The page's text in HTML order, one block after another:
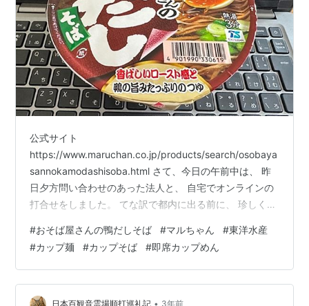
公式サイト
https://www.maruchan.co.jp/products/search/osobaya
sannokamodashisoba.html さて、今日の午前中は、 昨
日夕方問い合わせのあった法人と、 自宅でオンラインの
打合せをしました。 てな訳で都内に出る前に、 珍しく自
麺・カップ蕎麦を食べてみます。 "極めてみる"シリーズ
で、 カップ麺を取り上げるのは、 マルちゃん、どん兵衛
の、 きつねそば二回以来三回目となります。 おそば屋さ
んの鴨だしそば(税抜236円)。 公式サイト、 カップの側
面表示によると、 希望小売価格 23…
#おそば屋さんの鴨だしそば #マルちゃん #東洋水産
#カップ麺 #カップそば #即席カップめん
日本百観音霊場順打巡礼記 • 3年前